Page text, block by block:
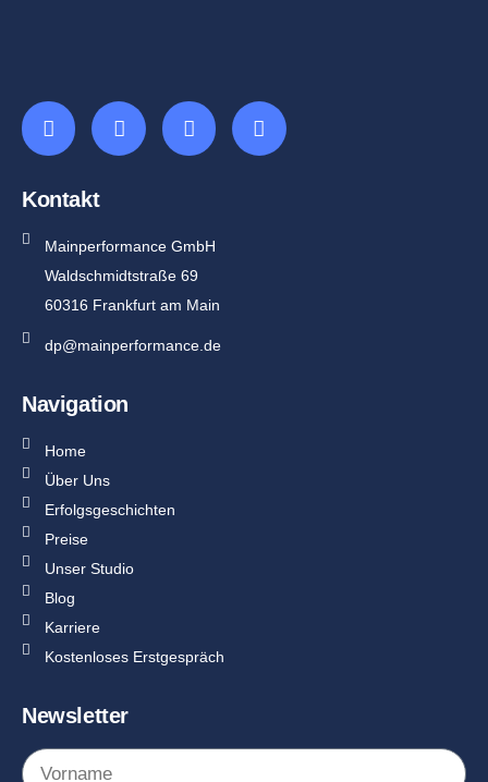
Kontakt
Mainperformance GmbH
Waldschmidtstraße 69
60316 Frankfurt am Main
dp@mainperformance.de
Navigation
Home
Über Uns
Erfolgsgeschichten
Preise
Unser Studio
Blog
Karriere
Kostenloses Erstgespräch
Newsletter